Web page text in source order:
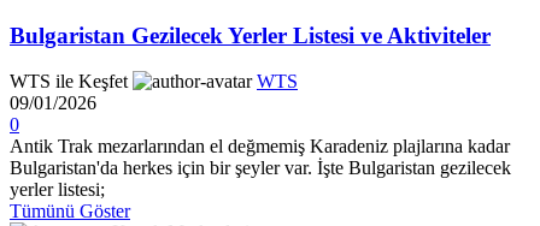
Bulgaristan Gezilecek Yerler Listesi ve Aktiviteler
WTS ile Keşfet
WTS
09/01/2026
0
Antik Trak mezarlarından el değmemiş Karadeniz plajlarına kadar
Bulgaristan'da herkes için bir şeyler var. İşte Bulgaristan gezilecek
yerler listesi;
Tümünü Göster